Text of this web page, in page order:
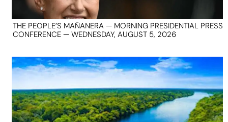
THE PEOPLE’S MAÑANERA — MORNING PRESIDENTIAL PRESS
CONFERENCE — WEDNESDAY, AUGUST 5, 2026